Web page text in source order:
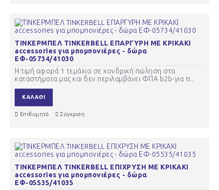
ΤΙΝΚΕΡΜΠΕΛ TINKERBELL ΕΠΑΡΓΥΡΗ ΜΕ ΚΡΙΚΑΚΙ
accessories για μπομπονιέρες - δώρα
ΕΦ-05734/41030
Η τιμή αφορά 1 τεμάχιο σε χονδρική πώληση στα
καταστήματα μας και δεν περιλαμβάνει ΦΠΑ b2b-για τι..
ΚΑΛΆΘΙ
Επιθυμητό Σύγκριση
ΤΙΝΚΕΡΜΠΕΛ TINKERBELL ΕΠΙΧΡΥΣΗ ΜΕ ΚΡΙΚΑΚΙ
accessories για μπομπονιέρες - δώρα
ΕΦ-05535/41035